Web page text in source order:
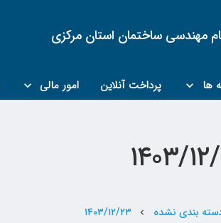
مهندسی ساختمان استان مرکزی
ها پرداخت آنلاین امور مالی
۱۲/۲۳
بندی نشده chevron_left ۱۴۰۳/۱۲/۲۳